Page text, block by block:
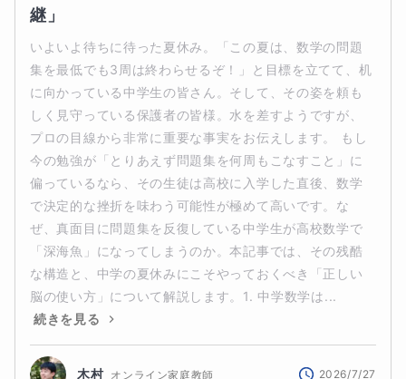
継」
いよいよ待ちに待った夏休み。「この夏は、数学の問題
集を最低でも3周は終わらせるぞ！」と目標を立てて、机
に向かっている中学生の皆さん。そして、その姿を頼も
しく見守っている保護者の皆様。水を差すようですが、
プロの目線から非常に重要な事実をお伝えします。 もし
今の勉強が「とりあえず問題集を何周もこなすこと」に
偏っているなら、その生徒は高校に入学した直後、数学
で決定的な挫折を味わう可能性が極めて高いです。な
ぜ、真面目に問題集を反復している中学生が高校数学で
「深海魚」になってしまうのか。本記事では、その残酷
な構造と、中学の夏休みにこそやっておくべき「正しい
脳の使い方」について解説します。1. 中学数学は...
続きを見る
木村 オンライン家庭教師 2026/7/27